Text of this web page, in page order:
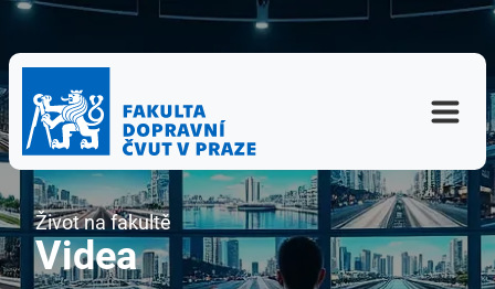
Život na fakultě
Videa